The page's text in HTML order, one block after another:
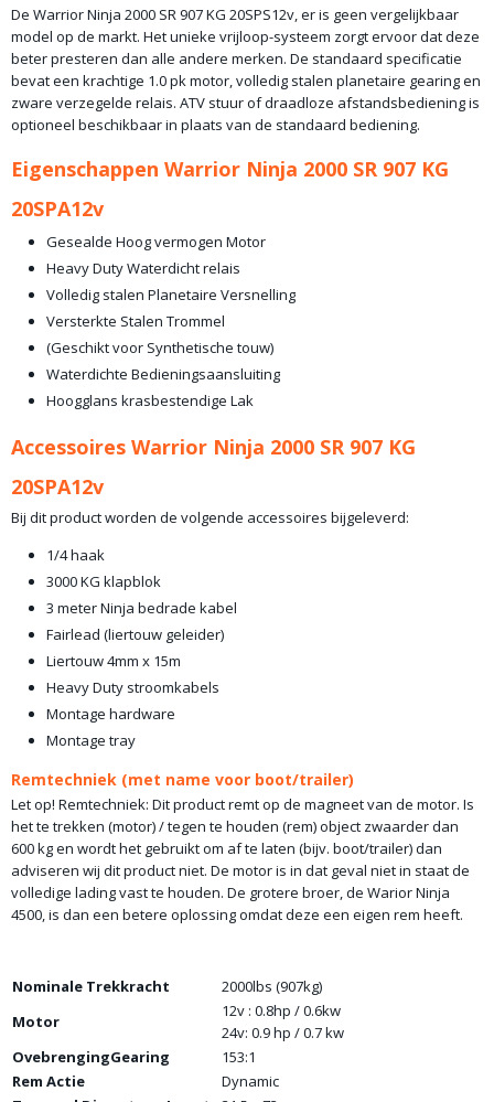
De Warrior Ninja 2000 SR 907 KG 20SPS12v, er is geen vergelijkbaar
model op de markt. Het unieke vrijloop-systeem zorgt ervoor dat deze
beter presteren dan alle andere merken. De standaard specificatie
bevat een krachtige 1.0 pk motor, volledig stalen planetaire gearing en
zware verzegelde relais. ATV stuur of draadloze afstandsbediening is
optioneel beschikbaar in plaats van de standaard bediening.
Eigenschappen Warrior Ninja 2000 SR 907 KG
20SPA12v
Gesealde Hoog vermogen Motor
Heavy Duty Waterdicht relais
Volledig stalen Planetaire Versnelling
Versterkte Stalen Trommel
(Geschikt voor Synthetische touw)
Waterdichte Bedieningsaansluiting
Hoogglans krasbestendige Lak
Accessoires Warrior Ninja 2000 SR 907 KG
20SPA12v
Bij dit product worden de volgende accessoires bijgeleverd:
1/4 haak
3000 KG klapblok
3 meter Ninja bedrade kabel
Fairlead (liertouw geleider)
Liertouw 4mm x 15m
Heavy Duty stroomkabels
Montage hardware
Montage tray
Remtechniek (met name voor boot/trailer)
Let op! Remtechniek: Dit product remt op de magneet van de motor. Is
het te trekken (motor) / tegen te houden (rem) object zwaarder dan
600 kg en wordt het gebruikt om af te laten (bijv. boot/trailer) dan
adviseren wij dit product niet. De motor is in dat geval niet in staat de
volledige lading vast te houden. De grotere broer, de Warior Ninja
4500, is dan een betere oplossing omdat deze een eigen rem heeft.
Nominale Trekkracht
2000lbs (907kg)
Motor
12v : 0.8hp / 0.6kw
24v: 0.9 hp / 0.7 kw
OvebrengingGearing
153:1
Rem Actie
Dynamic